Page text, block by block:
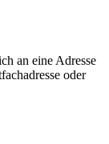
an eine Adresse
oder